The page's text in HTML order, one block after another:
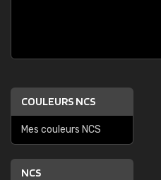
COULEURS NCS
Mes couleurs NCS
NCS